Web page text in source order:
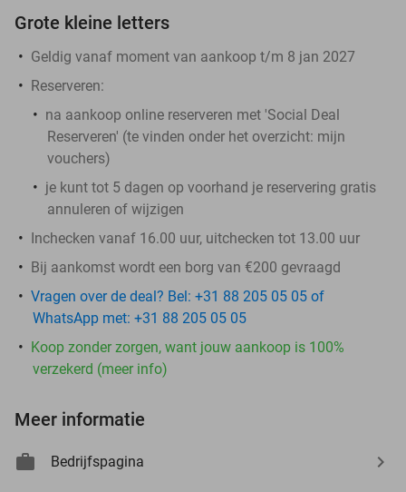
Grote kleine letters
Geldig vanaf moment van aankoop t/m 8 jan 2027
Reserveren:
na aankoop online reserveren met 'Social Deal
Reserveren' (te vinden onder het overzicht: mijn
vouchers)
je kunt tot 5 dagen op voorhand je reservering gratis
annuleren of wijzigen
Inchecken vanaf 16.00 uur, uitchecken tot 13.00 uur
Bij aankomst wordt een borg van €200 gevraagd
Vragen over de deal? Bel: +31 88 205 05 05 of
WhatsApp met: +31 88 205 05 05
Koop zonder zorgen, want jouw aankoop is 100%
verzekerd (meer info)
Meer informatie
Bedrijfspagina